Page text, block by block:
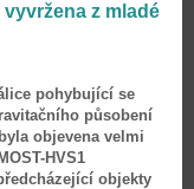
z mladé
pohybující se
působení
objevena velmi
HVS1
objekty